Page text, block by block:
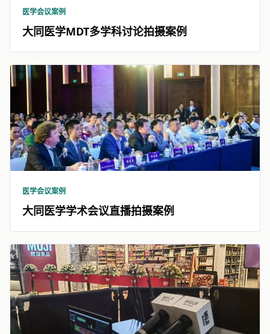
医学会议案例
大同医学MDT多学科讨论拍摄案例
医学会议案例
大同医学学术会议直播拍摄案例